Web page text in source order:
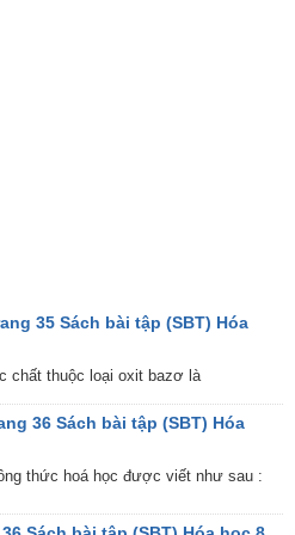
35 Sách bài tập (SBT) Hóa
chất thuộc loại oxit bazơ là
36 Sách bài tập (SBT) Hóa
thức hoá học được viết như sau :